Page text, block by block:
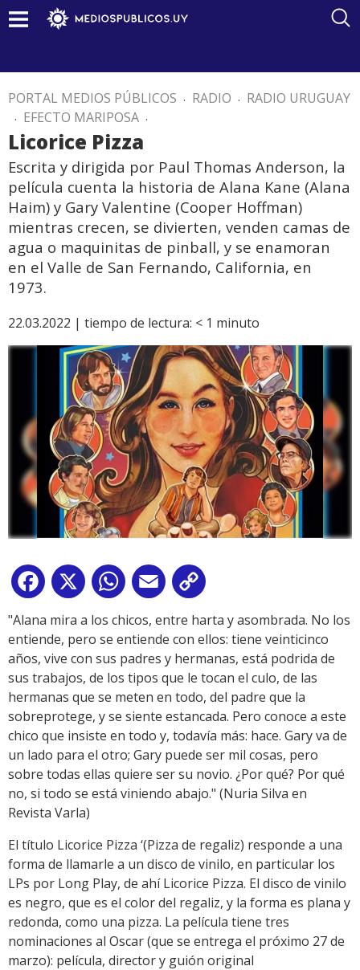
PORTAL MEDIOS PÚBLICOS . RADIO . RADIO URUGUAY
. EFECTO MARIPOSA .
Licorice Pizza
Escrita y dirigida por Paul Thomas Anderson, la
película cuenta la historia de Alana Kane (Alana
Haim) y Gary Valentine (Cooper Hoffman)
mientras crecen, se divierten, venden camas de
agua o maquinitas de pinball, y se enamoran
en el Valle de San Fernando, California, en
1973.
22.03.2022 | tiempo de lectura: < 1 minuto
Facebook
X WhatsApp
Email
Link
"Alana mira a los chicos, entre harta y asombrada. No los
entiende, pero se entiende con ellos: tiene veinticinco
años, vive con sus padres y hermanas, está podrida de
sus trabajos, de los tipos que le tocan el culo, de las
hermanas que se meten en todo, del padre que la
sobreprotege, y se siente estancada. Pero conoce a este
chico que insiste en todo y, todavía más: hace. Gary va de
un lado para el otro; Gary puede ser mil cosas, pero
sobre todas ellas quiere ser su novio. ¿Por qué? Por qué
no, si todo se está viniendo abajo." (Nuria Silva en
Revista Varla)
El título Licorice Pizza ‘(Pizza de regaliz) responde a una
forma de llamarle a un disco de vinilo, en particular los
LPs por Long Play, de ahí Licorice Pizza. El disco de vinilo
es negro, que es el color del regaliz, y la forma es plana y
redonda, como una pizza. La película tiene tres
nominaciones al Oscar (que se entrega el próximo 27 de
marzo): película, director y guión original